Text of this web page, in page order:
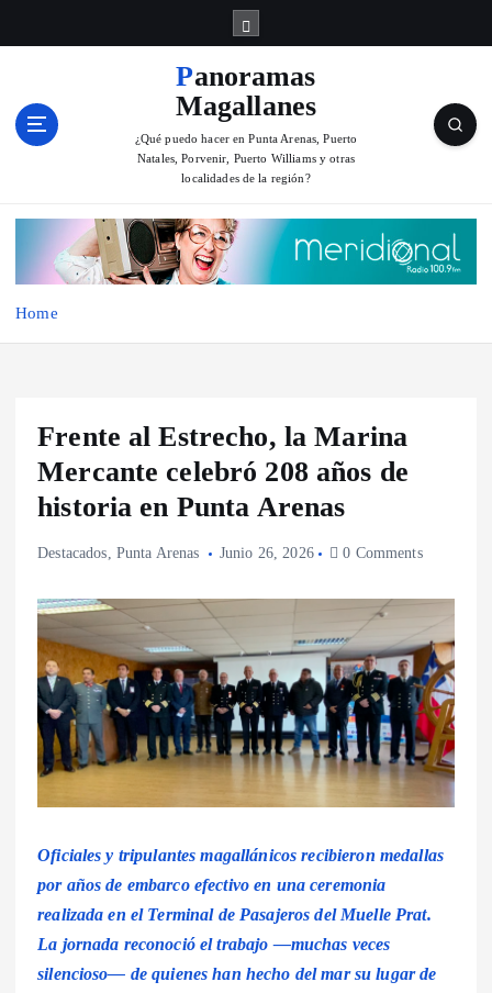
Panoramas
Magallanes
¿Qué puedo hacer en Punta Arenas, Puerto
Natales, Porvenir, Puerto Williams y otras
localidades de la región?
Home
Frente al Estrecho, la Marina
Mercante celebró 208 años de
historia en Punta Arenas
Destacados, Punta Arenas Junio 26, 2026 0 Comments
Oficiales y tripulantes magallánicos recibieron medallas
por años de embarco efectivo en una ceremonia
realizada en el Terminal de Pasajeros del Muelle Prat.
La jornada reconoció el trabajo —muchas veces
silencioso— de quienes han hecho del mar su lugar de